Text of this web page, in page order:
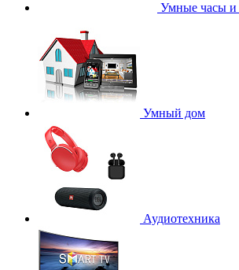
Умные часы и
Умный дом
Аудиотехника